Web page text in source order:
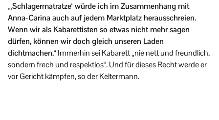
„‚Schlagermatratze‘ würde ich im Zusammenhang mit
Anna-Carina auch auf jedem Marktplatz herausschreien.
Wenn wir als Kabarettisten so etwas nicht mehr sagen
dürfen, können wir doch gleich unseren Laden
dichtmachen.“Immerhin sei Kabarett „nie nett und freundlich,
sondern frech und respektlos“. Und für dieses Recht werde er
vor Gericht kämpfen, so der Keltermann.